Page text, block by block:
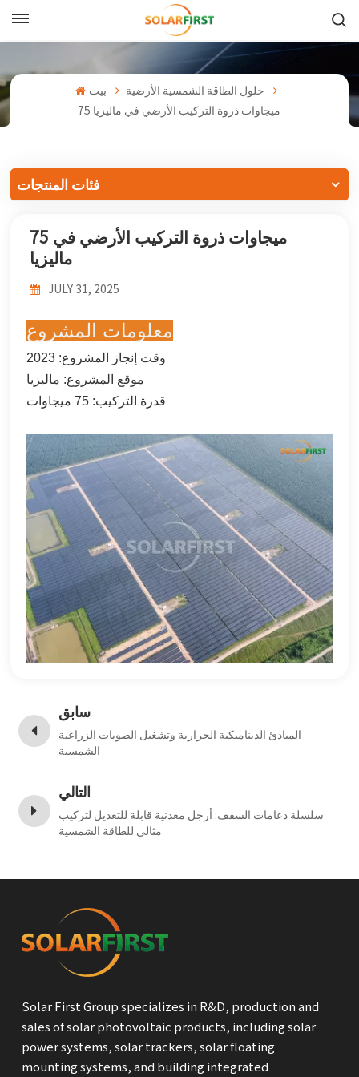
中文
Русский
Español
日本語
한국어
بيت
حلول الطاقة الشمسية الأرضية
75 ميجاوات ذروة التركيب الأرضي في ماليزيا
فئات المنتجات
75 ميجاوات ذروة التركيب الأرضي في
ماليزيا
JULY 31, 2025
معلومات المشروع
وقت إنجاز المشروع: 2023
موقع المشروع: ماليزيا
قدرة التركيب: 75 ميجاوات
سابق
المبادئ الديناميكية الحرارية وتشغيل الصوبات الزراعية
الشمسية
التالي
سلسلة دعامات السقف: أرجل معدنية قابلة للتعديل لتركيب
مثالي للطاقة الشمسية
Solar First Group specializes in R&D, production and
sales of solar photovoltaic products, including solar
power systems, solar trackers, solar floating
mounting systems, and building integrated